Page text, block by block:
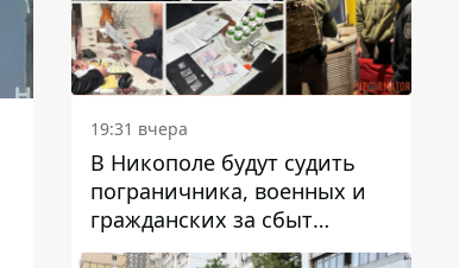
19:31 вчера
В Никополе будут судить
пограничника, военных и
гражданских за сбыт
психотропов